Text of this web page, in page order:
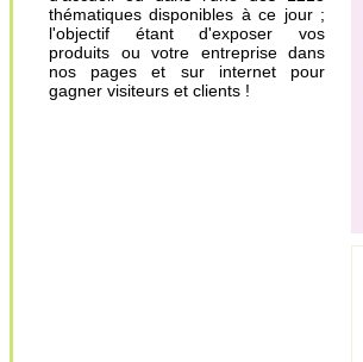
thématiques disponibles à ce jour ;
l'objectif étant d'exposer vos
produits ou votre entreprise dans
nos pages et sur internet pour
gagner visiteurs et clients !